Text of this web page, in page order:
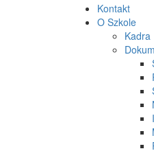
Kontakt
O Szkole
Kadra